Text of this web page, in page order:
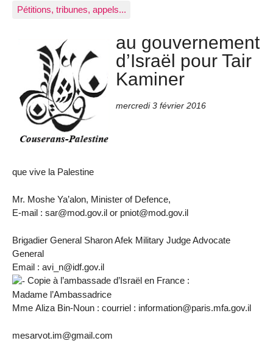
Pétitions, tribunes, appels...
au gouvernement
d’Israël pour Tair
Kaminer
mercredi 3 février 2016
que vive la Palestine
Mr. Moshe Ya’alon, Minister of Defence,
E-mail : sar@mod.gov.il or pniot@mod.gov.il
Brigadier General Sharon Afek Military Judge Advocate
General
Email : avi_n@idf.gov.il
Copie à l’ambassade d’Israël en France :
Madame l’Ambassadrice
Mme Aliza Bin-Noun : courriel : information@paris.mfa.gov.il
mesarvot.im@gmail.com